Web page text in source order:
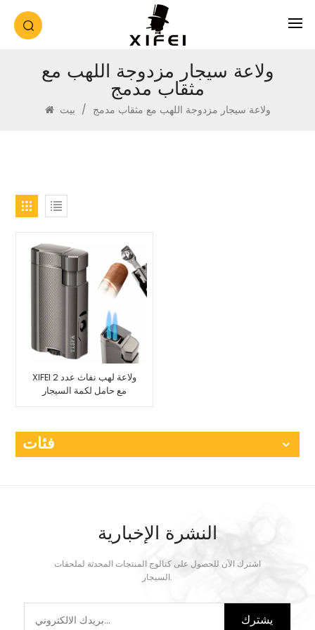
ولاعة سيجار مزدوجة اللهب مع
مثقاب مدمج
/ ولاعة سيجار مزدوجة اللهب مع مثقاب مدمج
XIFEI ولاعة لهب نفاث عدد 2
مع حامل لكمة السيجار
فئات
النشرة الإخبارية
اشترك الآن للحصول على كتالوج المنتجات المحدثة لملحقات
السيجار.
يشترك